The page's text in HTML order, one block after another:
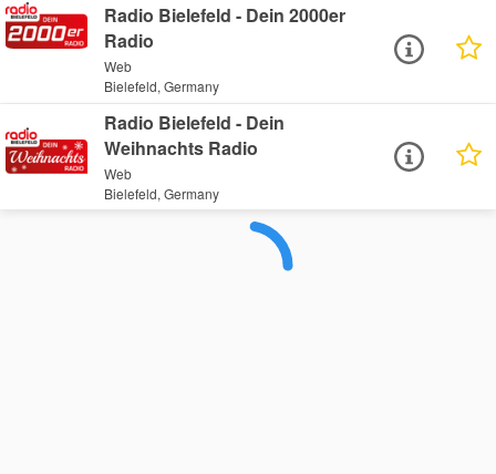
Radio Bielefeld - Dein 2000er
Radio
Web
Bielefeld, Germany
Radio Bielefeld - Dein
Weihnachts Radio
Web
Bielefeld, Germany